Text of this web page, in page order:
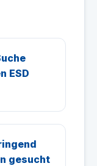
ESD
gesucht